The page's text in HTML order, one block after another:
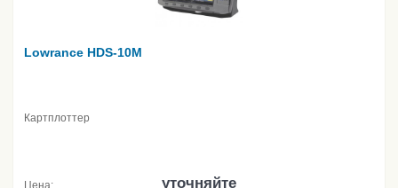
Lowrance HDS-10M
Картплоттер
Цена: уточняйте